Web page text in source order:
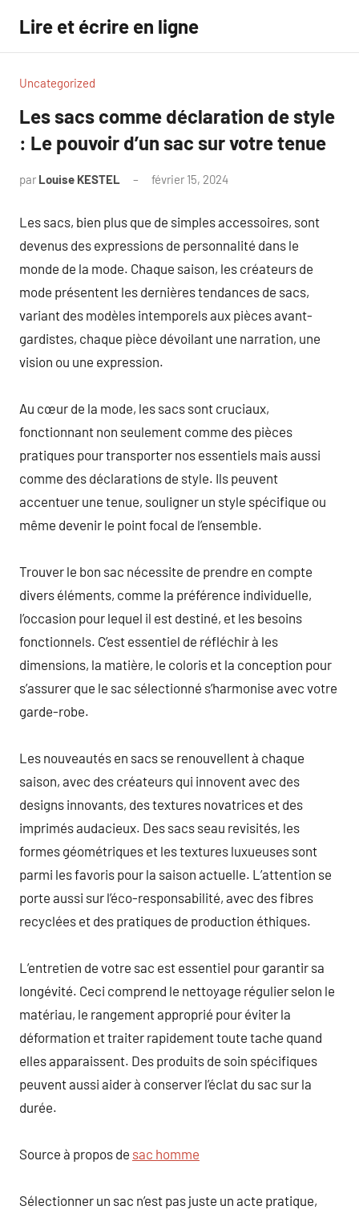
contenu
Lire et écrire en ligne
Uncategorized
Les sacs comme déclaration de style
: Le pouvoir d’un sac sur votre tenue
par Louise KESTEL février 15, 2024
Les sacs, bien plus que de simples accessoires, sont
devenus des expressions de personnalité dans le
monde de la mode. Chaque saison, les créateurs de
mode présentent les dernières tendances de sacs,
variant des modèles intemporels aux pièces avant-
gardistes, chaque pièce dévoilant une narration, une
vision ou une expression.
Au cœur de la mode, les sacs sont cruciaux,
fonctionnant non seulement comme des pièces
pratiques pour transporter nos essentiels mais aussi
comme des déclarations de style. Ils peuvent
accentuer une tenue, souligner un style spécifique ou
même devenir le point focal de l’ensemble.
Trouver le bon sac nécessite de prendre en compte
divers éléments, comme la préférence individuelle,
l’occasion pour lequel il est destiné, et les besoins
fonctionnels. C’est essentiel de réfléchir à les
dimensions, la matière, le coloris et la conception pour
s’assurer que le sac sélectionné s’harmonise avec votre
garde-robe.
Les nouveautés en sacs se renouvellent à chaque
saison, avec des créateurs qui innovent avec des
designs innovants, des textures novatrices et des
imprimés audacieux. Des sacs seau revisités, les
formes géométriques et les textures luxueuses sont
parmi les favoris pour la saison actuelle. L’attention se
porte aussi sur l’éco-responsabilité, avec des fibres
recyclées et des pratiques de production éthiques.
L’entretien de votre sac est essentiel pour garantir sa
longévité. Ceci comprend le nettoyage régulier selon le
matériau, le rangement approprié pour éviter la
déformation et traiter rapidement toute tache quand
elles apparaissent. Des produits de soin spécifiques
peuvent aussi aider à conserver l’éclat du sac sur la
durée.
Source à propos de sac homme
Sélectionner un sac n’est pas juste un acte pratique,